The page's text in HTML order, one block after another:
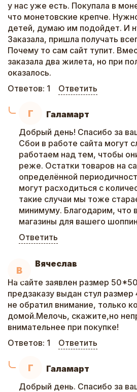
у нас уже есть. Покупала в
что монетовские крепче.
детей, думаю им подойдет. И
Заказала, пришла получать
Почему то сам сайт тупит.
заказала два жилета, но при
оказалось.
Ответов: 1 Ответить
Г Галамарт
Добрый день! Спасибо за
Сбои в работе сайта могут
работаем над тем, чтобы
реже. Остатки товаров на
определённой
могут расходиться с
такие случаи мы тоже
минимуму. Благодарим, что
магазины для вашего
Ответить
В
Вячеслав
На сайте заявлен размер
предзаказу выдан стул
не обратил внимание, только
домой.Мелочь, скажите,но
внимательнее при покупке!
Ответов: 1 Ответить
Г Галамарт
Добрый день. Спасибо за